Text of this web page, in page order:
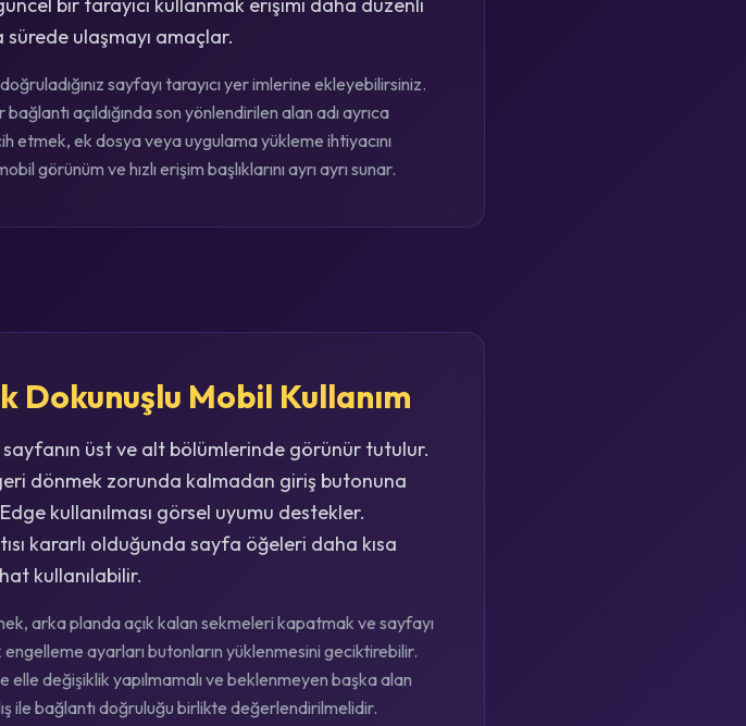
ulaşmayı amaçlar.
sayfayı tarayıcı yer imlerine ekleyebilirsiniz.
açıldığında son yönlendirilen alan adı ayrıca
etmek, ek dosya veya uygulama yükleme ihtiyacını
görünüm ve hızlı erişim başlıklarını ayrı ayrı sunar.
Dokunuşlu Mobil Kullanım
üst ve alt bölümlerinde görünür tutulur.
dönmek zorunda kalmadan giriş butonuna
kullanılması görsel uyumu destekler.
kararlı olduğunda sayfa öğeleri daha kısa
kullanılabilir.
arka planda açık kalan sekmeleri kapatmak ve sayfayı
ayarları butonların yüklenmesini geciktirebilir.
elle değişiklik yapılmamalı ve beklenmeyen başka alan
ile bağlantı doğruluğu birlikte değerlendirilmelidir.